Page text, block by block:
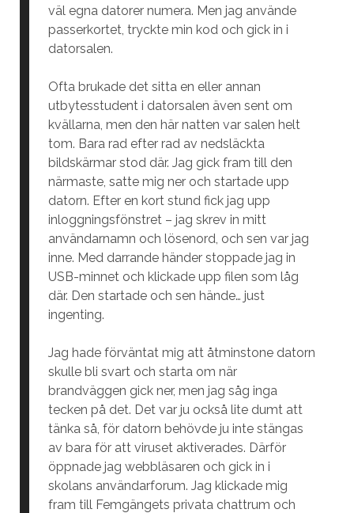
väl egna datorer numera. Men jag använde
passerkortet, tryckte min kod och gick in i
datorsalen.
Ofta brukade det sitta en eller annan
utbytesstudent i datorsalen även sent om
kvällarna, men den här natten var salen helt
tom. Bara rad efter rad av nedsläckta
bildskärmar stod där. Jag gick fram till den
närmaste, satte mig ner och startade upp
datorn. Efter en kort stund fick jag upp
inloggningsfönstret – jag skrev in mitt
användarnamn och lösenord, och sen var jag
inne. Med darrande händer stoppade jag in
USB-minnet och klickade upp filen som låg
där. Den startade och sen hände… just
ingenting.
Jag hade förväntat mig att åtminstone datorn
skulle bli svart och starta om när
brandväggen gick ner, men jag såg inga
tecken på det. Det var ju också lite dumt att
tänka så, för datorn behövde ju inte stängas
av bara för att viruset aktiverades. Därför
öppnade jag webbläsaren och gick in i
skolans användarforum. Jag klickade mig
fram till Femgängets privata chattrum och